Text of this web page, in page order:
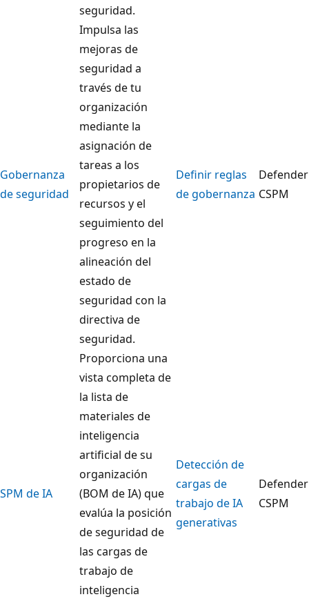
seguridad.
Gobernanza
de seguridad
Impulsa las
mejoras de
seguridad a
través de tu
organización
mediante la
asignación de
tareas a los
propietarios de
recursos y el
seguimiento del
progreso en la
alineación del
estado de
seguridad con la
directiva de
seguridad.
Definir reglas
de gobernanza
Defender
CSPM
SPM de IA
Proporciona una
vista completa de
la lista de
materiales de
inteligencia
artificial de su
organización
(BOM de IA) que
evalúa la posición
de seguridad de
las cargas de
trabajo de
inteligencia
Detección de
cargas de
trabajo de IA
generativas
Defender
CSPM